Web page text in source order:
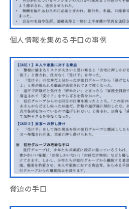
個人情報を集める手口の事例
脅迫の手口